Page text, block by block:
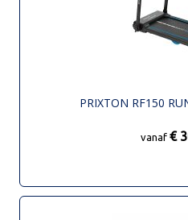
PRIXTON RF150
vanaf €